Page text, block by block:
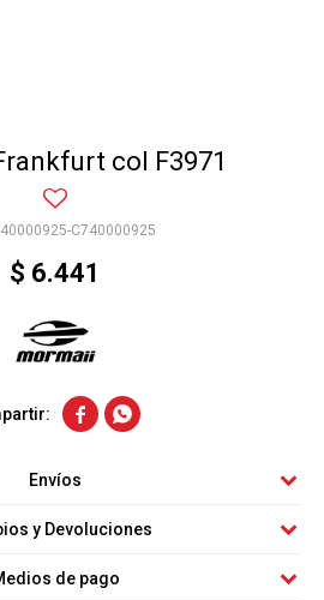
col F3971
C740000925
$ 6.441
 
Envíos
y Devoluciones
de pago